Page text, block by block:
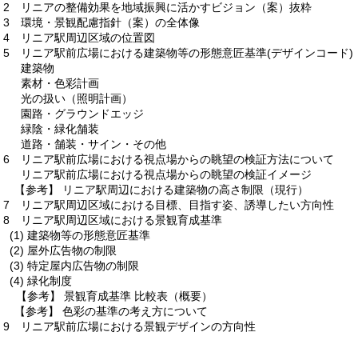
2 リニアの整備効果を地域振興に活かすビジョン（案）抜粋
3 環境・景観配慮指針（案）の全体像
4 リニア駅周辺区域の位置図
5 リニア駅前広場における建築物等の形態意匠基準(デザインコード)
建築物
素材・色彩計画
光の扱い（照明計画）
園路・グラウンドエッジ
緑陰・緑化舗装
道路・舗装・サイン・その他
6 リニア駅前広場における視点場からの眺望の検証方法について
リニア駅前広場における視点場からの眺望の検証イメージ
【参考】 リニア駅周辺における建築物の高さ制限（現行）
7 リニア駅周辺区域における目標、目指す姿、誘導したい方向性
8 リニア駅周辺区域における景観育成基準
(1) 建築物等の形態意匠基準
(2) 屋外広告物の制限
(3) 特定屋内広告物の制限
(4) 緑化制度
【参考】 景観育成基準 比較表（概要）
【参考】 色彩の基準の考え方について
9 リニア駅前広場における景観デザインの方向性